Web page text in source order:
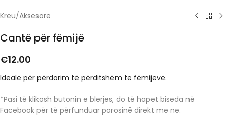
Kreu/Aksesorë
Cantë për fëmijë
€12.00
Ideale për përdorim të përditshëm të fëmijëve.
*Pasi të klikosh butonin e blerjes, do të hapet biseda në
Facebook për të përfunduar porosinë direkt me ne.